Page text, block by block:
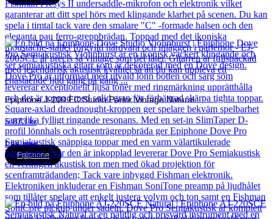
Epiphone J-200 EC Studio Parlor Vintage Natural
5 873kr
Läs mer
Epiphone